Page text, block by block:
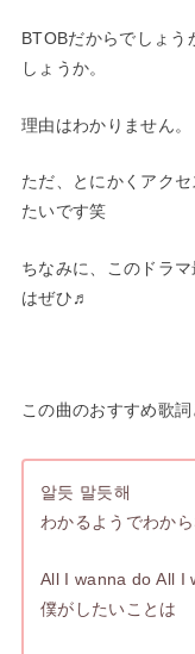
BTOBだからでしょう
しょうか。
理由はわかりません。
ただ、とにかくアク
たいです笑
ちなみに、このドラ
はぜひ♬
この曲のおすすめ歌
알듯 말듯해
わかるようでわか
All I wanna do All I
僕がしたいことは